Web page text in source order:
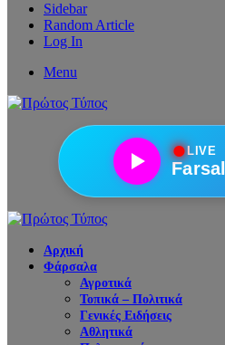
Sidebar
Random Article
Log In
Menu
●LIVE
Αρχική
Φάρσαλα
Αγροτικά
Τοπικά – Πολιτικά
Γενικές Ειδήσεις
Αθλητικά